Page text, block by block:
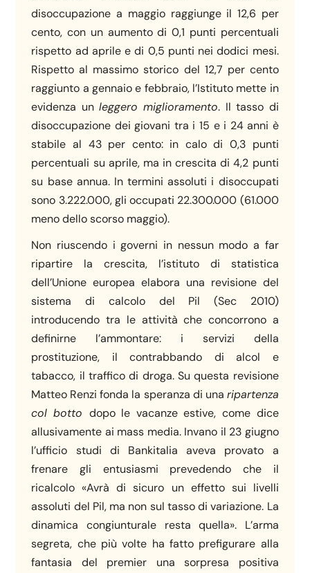
disoccupazione a maggio raggiunge il 12,6 per
cento, con un aumento di 0,1 punti percentuali
rispetto ad aprile e di 0,5 punti nei dodici mesi.
Rispetto al massimo storico del 12,7 per cento
raggiunto a gennaio e febbraio, l’Istituto mette in
evidenza unleggero miglioramento. Il tasso di
disoccupazione dei giovani tra i 15 e i 24 anni è
stabile al 43 per cento: in calo di 0,3 punti
percentuali su aprile, ma in crescita di 4,2 punti
su base annua. In termini assoluti i disoccupati
sono 3.222.000, gli occupati 22.300.000 (61.000
meno dello scorso maggio).
Non riuscendo i governi in nessun modo a far
ripartire la crescita, l’istituto di statistica
dell’Unione europea elabora una revisione del
sistema di calcolo del Pil (Sec 2010)
introducendo tra le attività che concorrono a
definirne l’ammontare: i servizi della
prostituzione, il contrabbando di alcol e
tabacco, il traffico di droga. Su questa revisione
Matteo Renzi fonda la speranza di una ripartenza
col botto dopo le vacanze estive, come dice
allusivamente ai mass media. Invano il 23 giugno
l’ufficio studi di Bankitalia aveva provato a
frenare gli entusiasmi prevedendo che il
ricalcolo «Avrà di sicuro un effetto sui livelli
assoluti del Pil, ma non sul tasso di variazione. La
dinamica congiunturale resta quella». L’arma
segreta, che più volte ha fatto prefigurare alla
fantasia del premier una sorpresa positiva